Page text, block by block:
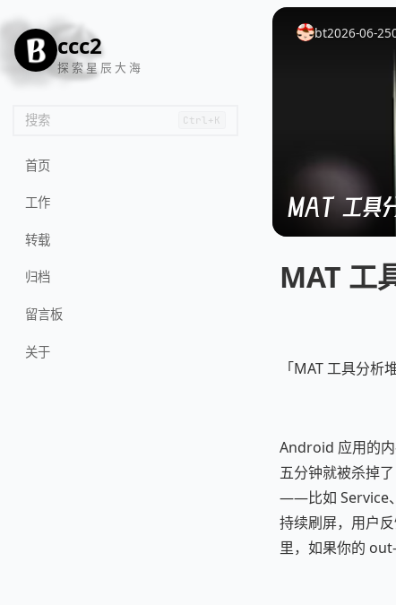
🙌
🐟
🏖️
ccc2
探 索 星 辰 大 海
搜索 Ctrl+K
首页
工作
转载
归档
留言板
关于
bt2026-06-25
MAT 工具
MAT 工
「MAT 工具分析
Android 应用的
五分钟就被杀掉
——比如 Service
持续刷屏，用户
里，如果你的